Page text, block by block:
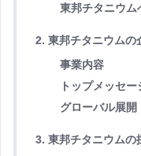
東邦チタニウム
2. 東邦チタニウムの
事業内容
トップメッセ
グローバル展開
3. 東邦チタニウムの